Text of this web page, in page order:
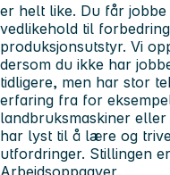
er helt like. Du får
vedlikehold til
produksjonsutstyr. Vi
dersom du ikke har
tidligere, men har stor
erfaring fra for
landbruksmaskiner
har lyst til å lære og
utfordringer. Stillingen
Arbeidsoppgaver